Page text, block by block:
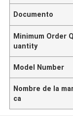
Documento
Minimum Order Q
uantity
Model Number
Nombre de la
ca